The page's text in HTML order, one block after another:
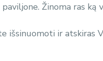
Žinoma ras ką
išsinuomoti ir atskiras